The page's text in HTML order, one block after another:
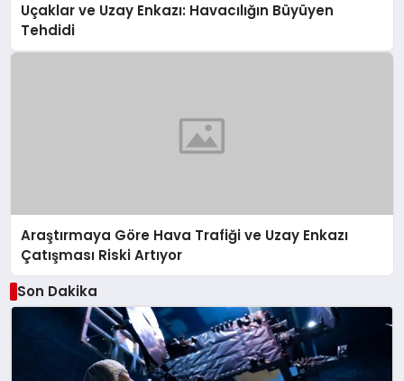
Uçaklar ve Uzay Enkazı: Havacılığın Büyüyen
Tehdidi
Araştırmaya Göre Hava Trafiği ve Uzay Enkazı
Çatışması Riski Artıyor
Son Dakika